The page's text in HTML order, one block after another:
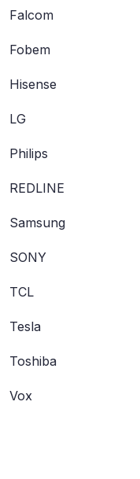
Falcom
Fobem
Hisense
LG
Philips
REDLINE
Samsung
SONY
TCL
Tesla
Toshiba
Vox